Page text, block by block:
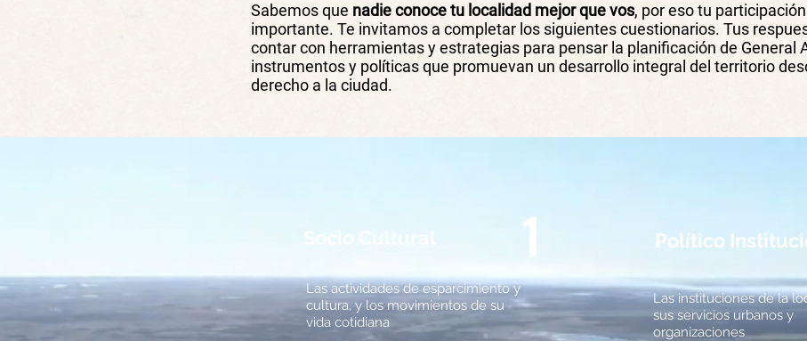
Sabemos que nadie conoce tu localidad mejor que vos, por eso tu
importante. Te invitamos a completar los siguientes cuestionarios. Tus
contar con herramientas y estrategias para pensar la planificación de General
instrumentos y políticas que promuevan un desarrollo integral del territorio
derecho a la ciudad.
Socio Cultural 1
Las actividades de esparcimiento y
cultura, y los movimientos de su
vida cotidiana
Político
Las instituciones de la
sus servicios urbanos y
organizaciones